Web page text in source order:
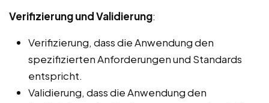
Verifizierung und Validierung:
Verifizierung, dass die Anwendung den
spezifizierten Anforderungen und Standards
entspricht.
Validierung, dass die Anwendung den